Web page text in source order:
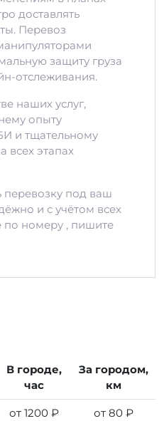
доставлять
Перевоз
защиту груза
отслеживания.
наших услуг,
опыту
и тщательному
всех этапах
перевозку под ваш
и с учётом всех
по номеру , пишите
В городе,
час
За городом,
км
от 1200 ₽ от 80 ₽